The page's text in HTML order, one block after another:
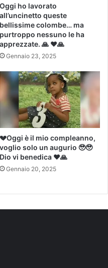
Oggi ho lavorato
all’uncinetto queste
bellissime colombe… ma
purtroppo nessuno le ha
apprezzate. 🙏 ❤️🙏
Gennaio 23, 2025
💔Oggi è il mio compleanno,
voglio solo un augurio 🥹🥹
Dio vi benedica ❤️🙏
Gennaio 20, 2025